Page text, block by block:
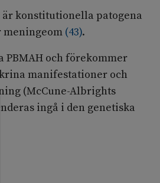
är konstitutionella patogena
meningeom (43).
PBMAH och förekommer
manifestationer och
(McCune-Albrights
ingå i den genetiska